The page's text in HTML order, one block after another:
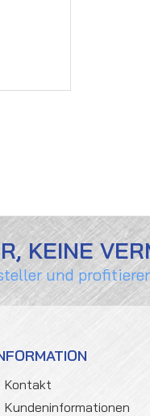
KEINE
und
Kontakt
Kundeninformationen